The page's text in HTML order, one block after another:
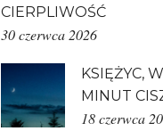
CIERPLIWOŚĆ
30 czerwca 2026
KSIĘŻYC,
MINUT
18 czerwca